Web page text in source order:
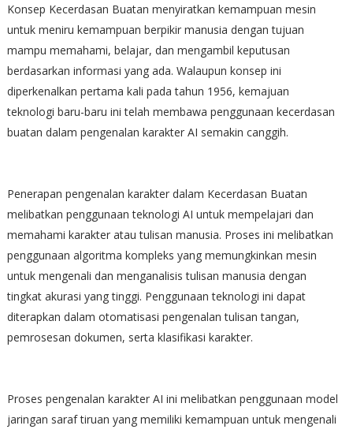
Konsep Kecerdasan Buatan menyiratkan kemampuan mesin
untuk meniru kemampuan berpikir manusia dengan tujuan
mampu memahami, belajar, dan mengambil keputusan
berdasarkan informasi yang ada. Walaupun konsep ini
diperkenalkan pertama kali pada tahun 1956, kemajuan
teknologi baru-baru ini telah membawa penggunaan kecerdasan
buatan dalam pengenalan karakter AI semakin canggih.
Penerapan pengenalan karakter dalam Kecerdasan Buatan
melibatkan penggunaan teknologi AI untuk mempelajari dan
memahami karakter atau tulisan manusia. Proses ini melibatkan
penggunaan algoritma kompleks yang memungkinkan mesin
untuk mengenali dan menganalisis tulisan manusia dengan
tingkat akurasi yang tinggi. Penggunaan teknologi ini dapat
diterapkan dalam otomatisasi pengenalan tulisan tangan,
pemrosesan dokumen, serta klasifikasi karakter.
Proses pengenalan karakter AI ini melibatkan penggunaan model
jaringan saraf tiruan yang memiliki kemampuan untuk mengenali